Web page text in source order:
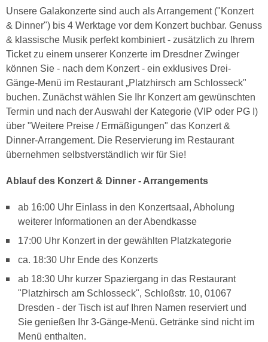
Unsere Galakonzerte sind auch als Arrangement ("Konzert
& Dinner") bis 4 Werktage vor dem Konzert buchbar. Genuss
& klassische Musik perfekt kombiniert - zusätzlich zu Ihrem
Ticket zu einem unserer Konzerte im Dresdner Zwinger
können Sie - nach dem Konzert - ein exklusives Drei-
Gänge-Menü im Restaurant „Platzhirsch am Schlosseck"
buchen. Zunächst wählen Sie Ihr Konzert am gewünschten
Termin und nach der Auswahl der Kategorie (VIP oder PG I)
über "Weitere Preise / Ermäßigungen" das Konzert &
Dinner-Arrangement. Die Reservierung im Restaurant
übernehmen selbstverständlich wir für Sie!
Ablauf des Konzert & Dinner - Arrangements
ab 16:00 Uhr Einlass in den Konzertsaal, Abholung
weiterer Informationen an der Abendkasse
17:00 Uhr Konzert in der gewählten Platzkategorie
ca. 18:30 Uhr Ende des Konzerts
ab 18:30 Uhr kurzer Spaziergang in das Restaurant
"Platzhirsch am Schlosseck", Schloßstr. 10, 01067
Dresden - der Tisch ist auf Ihren Namen reserviert und
Sie genießen Ihr 3-Gänge-Menü. Getränke sind nicht im
Menü enthalten.